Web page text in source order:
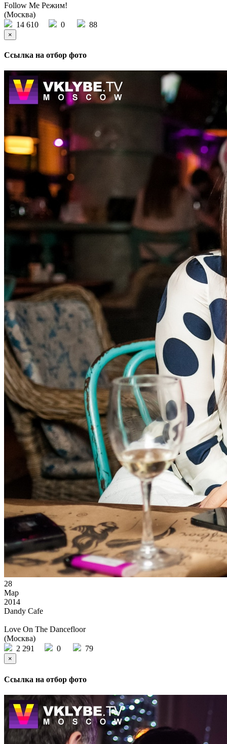
Follow Me Режим!
(Москва)
14 610
0 88
×
Ссылка на отбор фото
28
Мар
2014
Dandy Cafe
Love On The Dancefloor
(Москва)
2 291
0 79
×
Ссылка на отбор фото